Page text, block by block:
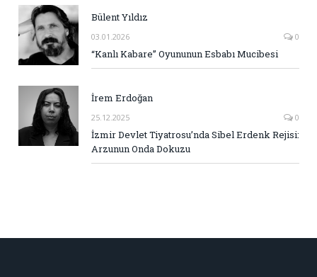
Bülent Yıldız
03.01.2026 0
“Kanlı Kabare” Oyununun Esbabı Mucibesi
İrem Erdoğan
25.12.2025 0
İzmir Devlet Tiyatrosu’nda Sibel Erdenk Rejisi:
Arzunun Onda Dokuzu